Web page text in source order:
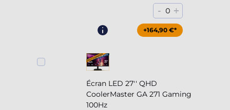
- 0 +
+164,90 €*
Écran LED 27'' QHD
CoolerMaster GA 271 Gaming
100Hz